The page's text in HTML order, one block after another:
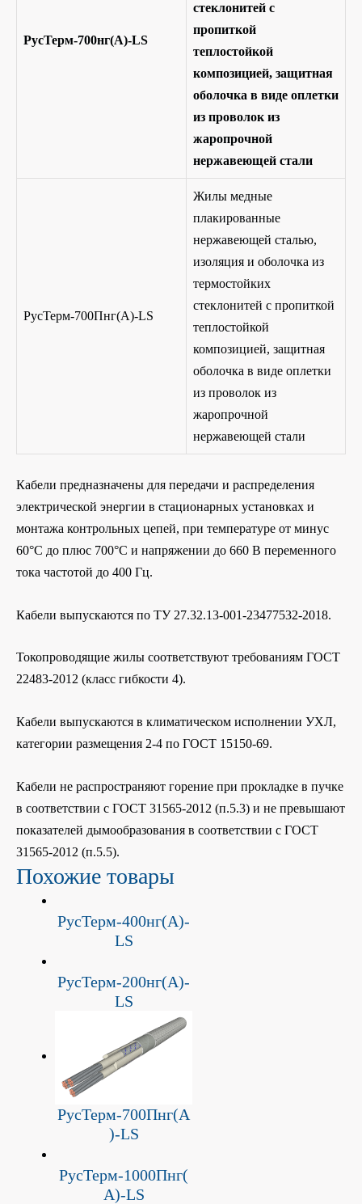
РусТерм-700нг(А)-LS
стеклонитей с
пропиткой
теплостойкой
композицией, защитная
оболочка в виде оплетки
из проволок из
жаропрочной
нержавеющей стали
РусТерм-700Пнг(А)-LS
Жилы медные
плакированные
нержавеющей сталью,
изоляция и оболочка из
термостойких
стеклонитей с пропиткой
теплостойкой
композицией, защитная
оболочка в виде оплетки
из проволок из
жаропрочной
нержавеющей стали
Кабели предназначены для передачи и распределения
электрической энергии в стационарных установках и
монтажа контрольных цепей, при температуре от минус
60°С до плюс 700°С и напряжении до 660 В переменного
тока частотой до 400 Гц.
Кабели выпускаются по ТУ 27.32.13-001-23477532-2018.
Токопроводящие жилы соответствуют требованиям ГОСТ
22483-2012 (класс гибкости 4).
Кабели выпускаются в климатическом исполнении УХЛ,
категории размещения 2-4 по ГОСТ 15150-69.
Кабели не распространяют горение при прокладке в пучке
в соответствии с ГОСТ 31565-2012 (п.5.3) и не превышают
показателей дымообразования в соответствии с ГОСТ
31565-2012 (п.5.5).
Похожие товары
РусТерм-400нг(А)-
LS
РусТерм-200нг(А)-
LS
РусТерм-700Пнг(А
)-LS
РусТерм-1000Пнг(
А)-LS